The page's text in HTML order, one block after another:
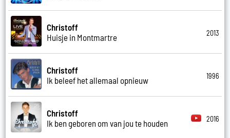
Christoff
Huisje in Montmartre
2013
Christoff
Ik beleef het allemaal opnieuw
1996
Christoff
Ik ben geboren om van jou te houden
2016